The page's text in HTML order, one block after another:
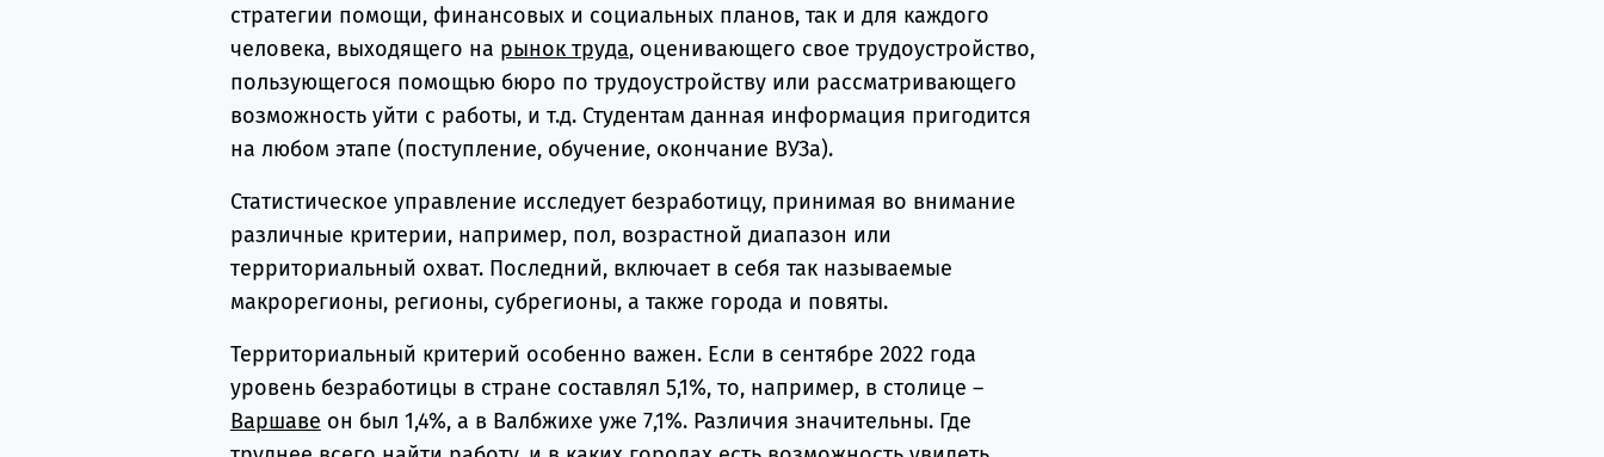
стратегии помощи, финансовых и социальных планов, так и для каждого
человека, выходящего на рынок труда, оценивающего свое трудоустройство,
пользующегося помощью бюро по трудоустройству или рассматривающего
возможность уйти с работы, и т.д. Студентам данная информация пригодится
на любом этапе (поступление, обучение, окончание ВУЗа).
Статистическое управление исследует безработицу, принимая во внимание
различные критерии, например, пол, возрастной диапазон или
территориальный охват. Последний, включает в себя так называемые
макрорегионы, регионы, субрегионы, а также города и повяты.
Территориальный критерий особенно важен. Если в сентябре 2022 года
уровень безработицы в стране составлял 5,1%, то, например, в столице –
Варшаве он был 1,4%, а в Валбжихе уже 7,1%. Различия значительны. Где